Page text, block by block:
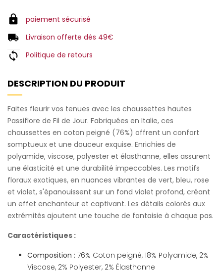
paiement sécurisé
Livraison offerte dés 49€
Politique de retours
DESCRIPTION DU PRODUIT
Faites fleurir vos tenues avec les chaussettes hautes
Passiflore de Fil de Jour. Fabriquées en Italie, ces
chaussettes en coton peigné (76%) offrent un confort
somptueux et une douceur exquise. Enrichies de
polyamide, viscose, polyester et élasthanne, elles assurent
une élasticité et une durabilité impeccables. Les motifs
floraux exotiques, en nuances vibrantes de vert, bleu, rose
et violet, s'épanouissent sur un fond violet profond, créant
un effet enchanteur et captivant. Les détails colorés aux
extrémités ajoutent une touche de fantaisie à chaque pas.
Caractéristiques :
Composition : 76% Coton peigné, 18% Polyamide, 2%
Viscose, 2% Polyester, 2% Élasthanne